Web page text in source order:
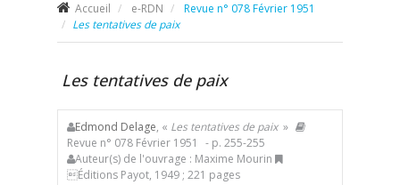
Accueil e-RDN
Revue n° 078 Février 1951
Les tentatives de paix
Les tentatives de paix
Edmond Delage, « Les tentatives de paix»
Revue n° 078 Février 1951
- p. 255-255
Auteur(s) de l'ouvrage : Maxime Mourin
Éditions Payot, 1949 ; 221 pages